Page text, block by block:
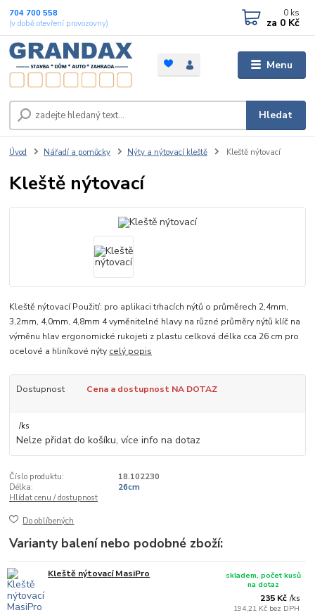
Menu
Hledat
704 700 558
(v době otevření provozovny)
0 ks
za 0 Kč
Úvod Nářadí a pomůcky Nýty a nýtovací kleště Kleště nýtovací
Kleště nýtovací
Kleště nýtovací Použití: pro aplikaci trhacích nýtů o průměrech 2,4mm,
3,2mm, 4,0mm, 4,8mm 4 vyměnitelné hlavy na různé průměry nýtů klíč na
výměnu hlav ergonomické rukojeti z plastu celková délka cca 26 cm pro
ocelové a hliníkové nýty celý popis
Dostupnost Cena a dostupnost NA DOTAZ
/ks
Nelze přidat do košíku, více info na dotaz
Číslo produktu:
18.102230
Délka:
26cm
Hlídat cenu / dostupnost
Do oblíbených
Varianty balení nebo podobné zboží:
Kleště nýtovací MasiPro
235 Kč /ks
194,21 Kč bez DPH
skladem, počet kusů
na dotaz